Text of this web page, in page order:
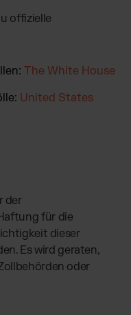
offizielle
The White House
United States
der
für die
dieser
Es wird geraten,
oder